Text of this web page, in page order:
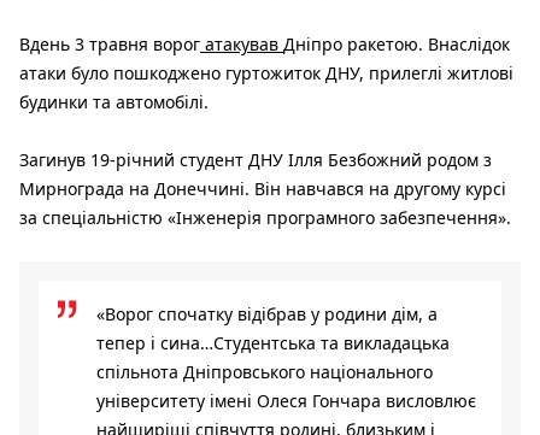
Вдень 3 травня ворог атакував Дніпро ракетою. Внаслідок
атаки було пошкоджено гуртожиток ДНУ, прилеглі житлові
будинки та автомобілі.
Загинув 19-річний студент ДНУ Ілля Безбожний родом з
Мирнограда на Донеччині. Він навчався на другому курсі
за спеціальністю «Інженерія програмного забезпечення».
«Ворог спочатку відібрав у родини дім, а
тепер і сина…Студентська та викладацька
спільнота Дніпровського національного
університету імені Олеся Гончара висловлює
найщиріші співчуття родині, близьким і